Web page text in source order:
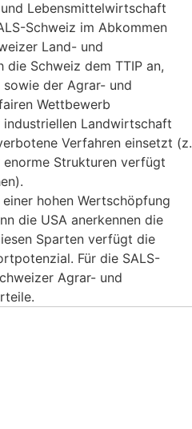
Lebensmittelwirtschaft
Schweiz im Abkommen
Land- und
die Schweiz dem TTIP an,
der Agrar- und
Wettbewerb
Landwirtschaft
Verfahren einsetzt (z.
enorme Strukturen verfügt
hohen Wertschöpfung
die USA anerkennen die
Sparten verfügt die
Für die SALS-
Agrar- und